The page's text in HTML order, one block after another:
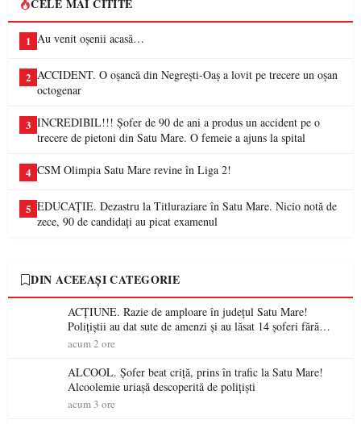
CELE MAI CITITE
1 Au venit oșenii acasă…
2 ACCIDENT. O oșancă din Negrești-Oaș a lovit pe trecere un oșan
octogenar
3 INCREDIBIL!!! Șofer de 90 de ani a produs un accident pe o
trecere de pietoni din Satu Mare. O femeie a ajuns la spital
4 CSM Olimpia Satu Mare revine în Liga 2!
5 EDUCAȚIE. Dezastru la Titluraziare în Satu Mare. Nicio notă de
zece, 90 de candidați au picat examenul
DIN ACEEAȘI CATEGORIE
ACȚIUNE. Razie de amploare în județul Satu Mare!
Polițiștii au dat sute de amenzi și au lăsat 14 șoferi fără
permis într-o singură zi
acum 2 ore
ALCOOL. Șofer beat criță, prins în trafic la Satu Mare!
Alcoolemie uriașă descoperită de polițiști
acum 3 ore